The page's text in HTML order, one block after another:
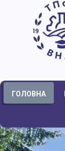
ГОЛОВНА